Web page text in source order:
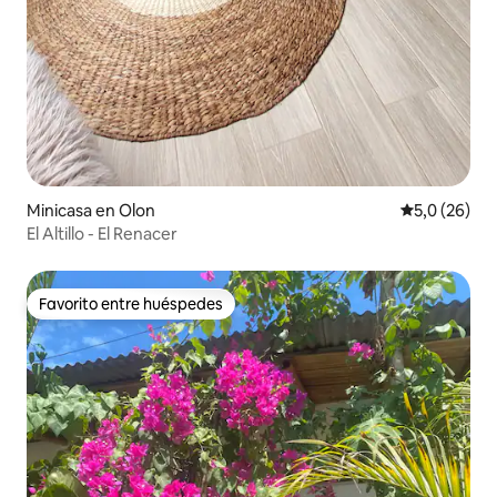
Minicasa en Olon Calificación
5,0 (26)
El Altillo - El Renacer
Favorito entre huéspedes
Favorito entre huéspedes